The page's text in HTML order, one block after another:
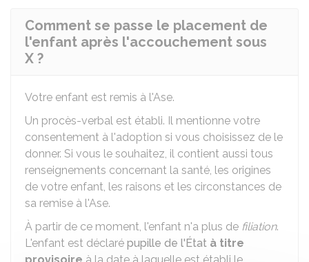
Comment se passe le placement de
l'enfant après l'accouchement sous
X ?
Votre enfant est remis à l'Ase.
Un procès-verbal est établi. Il mentionne votre
consentement à l'adoption si vous choisissez de le
donner. Si vous le souhaitez, il contient aussi tous
renseignements concernant la santé, les origines
de votre enfant, les raisons et les circonstances de
sa remise à l'Ase.
À partir de ce moment, l'enfant n'a plus de filiation.
L'enfant est déclaré pupille de l'État à titre